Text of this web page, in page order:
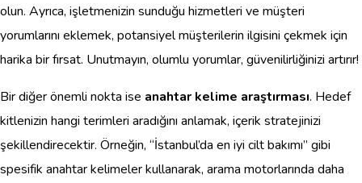
olun. Ayrıca, işletmenizin sunduğu hizmetleri ve müşteri
yorumlarını eklemek, potansiyel müşterilerin ilgisini çekmek için
harika bir fırsat. Unutmayın, olumlu yorumlar, güvenilirliğinizi artırır!
Bir diğer önemli nokta ise anahtar kelime araştırması. Hedef
kitlenizin hangi terimleri aradığını anlamak, içerik stratejinizi
şekillendirecektir. Örneğin, “İstanbul’da en iyi cilt bakımı” gibi
spesifik anahtar kelimeler kullanarak, arama motorlarında daha